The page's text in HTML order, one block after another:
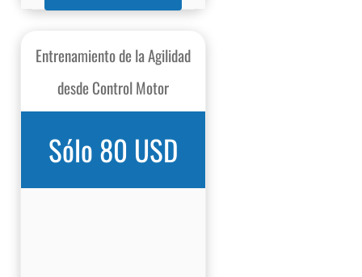
Entrenamiento de la Agilidad
desde Control Motor
Sólo 80 USD